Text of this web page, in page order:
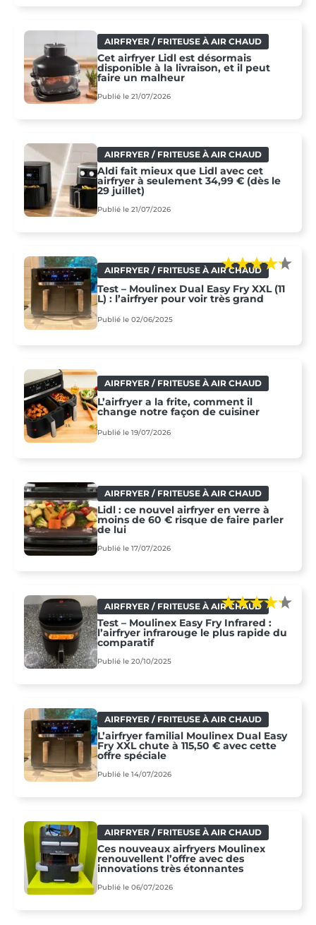
AIRFRYER / FRITEUSE À AIR CHAUD
Cet airfryer Lidl est désormais
disponible à la livraison, et il peut
faire un malheur
Publié le 21/07/2026
AIRFRYER / FRITEUSE À AIR CHAUD
Aldi fait mieux que Lidl avec cet
airfryer à seulement 34,99 € (dès le
29 juillet)
Publié le 21/07/2026
AIRFRYER / FRITEUSE À AIR CHAUD
Test – Moulinex Dual Easy Fry XXL (11
L) : l’airfryer pour voir très grand
Publié le 02/06/2025
AIRFRYER / FRITEUSE À AIR CHAUD
L’airfryer a la frite, comment il
change notre façon de cuisiner
Publié le 19/07/2026
AIRFRYER / FRITEUSE À AIR CHAUD
Lidl : ce nouvel airfryer en verre à
moins de 60 € risque de faire parler
de lui
Publié le 17/07/2026
AIRFRYER / FRITEUSE À AIR CHAUD
Test – Moulinex Easy Fry Infrared :
l’airfryer infrarouge le plus rapide du
comparatif
Publié le 20/10/2025
AIRFRYER / FRITEUSE À AIR CHAUD
L’airfryer familial Moulinex Dual Easy
Fry XXL chute à 115,50 € avec cette
offre spéciale
Publié le 14/07/2026
AIRFRYER / FRITEUSE À AIR CHAUD
Ces nouveaux airfryers Moulinex
renouvellent l’offre avec des
innovations très étonnantes
Publié le 06/07/2026